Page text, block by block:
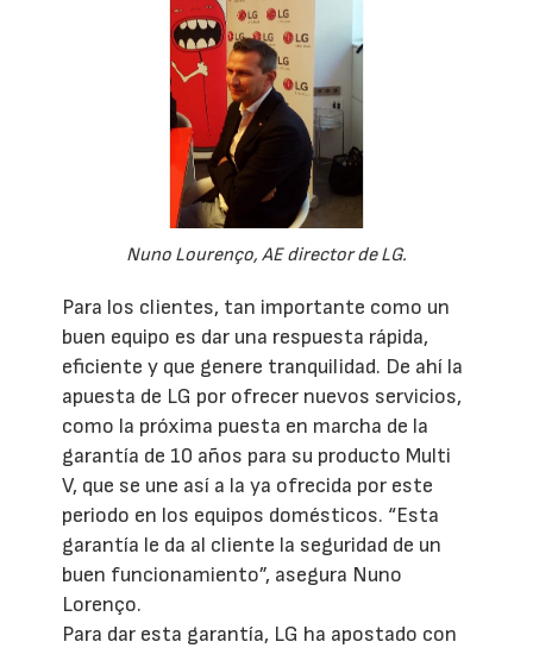
Nuno Lourenço, AE director de LG.
Para los clientes, tan importante como un
buen equipo es dar una respuesta rápida,
eficiente y que genere tranquilidad. De ahí la
apuesta de LG por ofrecer nuevos servicios,
como la próxima puesta en marcha de la
garantía de 10 años para su producto Multi
V, que se une así a la ya ofrecida por este
periodo en los equipos domésticos. “Esta
garantía le da al cliente la seguridad de un
buen funcionamiento”, asegura Nuno
Lorenço.
Para dar esta garantía, LG ha apostado con